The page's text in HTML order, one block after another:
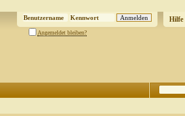
Hilfe
Angemeldet bleiben?